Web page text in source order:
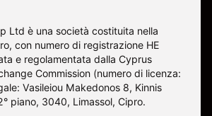
Ltd è una società costituita nella
con numero di registrazione ΗΕ
e regolamentata dalla Cyprus
Commission (numero di licenza:
Vasileiou Makedonos 8, Kinnis
piano, 3040, Limassol, Cipro.